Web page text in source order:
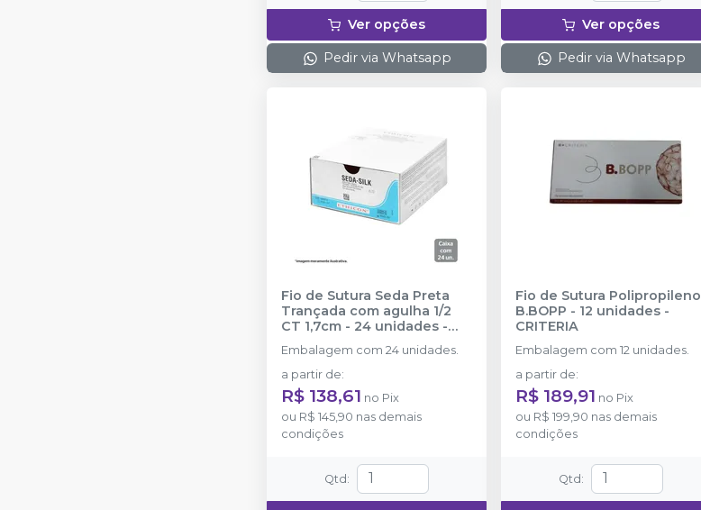
Ver opções
Pedir via Whatsapp
Ver opções
Pedir via Whatsapp
Fio de Sutura Seda Preta
Trançada com agulha 1/2
CT 1,7cm - 24 unidades -
ETHICON
Embalagem com 24 unidades.
a partir de:
R$ 138,61 no Pix
ou R$ 145,90 nas demais
condições
Qtd :
Fio de Sutura Polipropileno
B.BOPP - 12 unidades -
CRITERIA
Embalagem com 12 unidades.
a partir de:
R$ 189,91 no Pix
ou R$ 199,90 nas demais
condições
Qtd :